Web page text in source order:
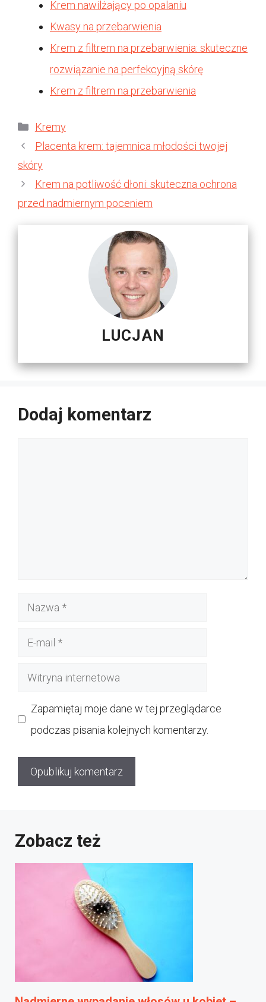
Krem nawilżający po opalaniu
Kwasy na przebarwienia
Krem z filtrem na przebarwienia: skuteczne
rozwiązanie na perfekcyjną skórę
Krem z filtrem na przebarwienia
Kategorie
Kremy
Placenta krem: tajemnica młodości twojej
skóry
Krem na potliwość dłoni: skuteczna ochrona
przed nadmiernym poceniem
LUCJAN
Dodaj komentarz
Nazwa
Witryna
Zapamiętaj moje dane w tej przeglądarce
podczas pisania kolejnych komentarzy.
Zobacz też